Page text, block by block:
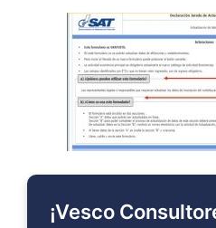
¡Vesco